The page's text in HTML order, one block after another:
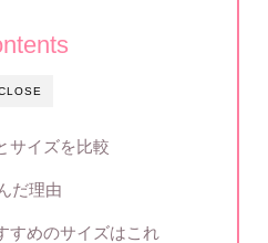
サイズを比較
だ理由
すめのサイズはこれ